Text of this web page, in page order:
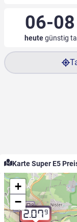
06-08
heutegünstig
Karte Super E5
2.079
2.07 9
2.099
+
−